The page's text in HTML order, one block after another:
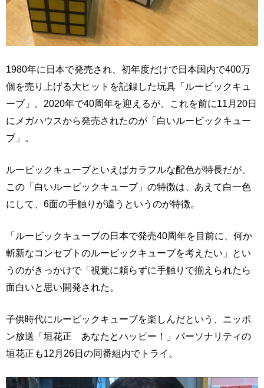
1980年に日本で発売され、初年度だけで日本国内で400万
個を売り上げる大ヒットを記録した玩具「ルービックキュ
ーブ」。2020年で40周年を迎えるが、これを前に11月20日
にメガハウスから発売されたのが「白いルービックキュー
ブ」。
ルービックキューブといえばカラフルな配色が特長だが、
この「白いルービックキューブ」の特徴は、あえて白一色
にして、6面の手触りが違うというのが特徴。
「ルービックキューブの日本で発売40周年を目前に、何か
斬新なコンセプトのルービックキューブを考えたい」とい
うのがきっかけで「視覚に頼らずに手触りで揃えられたら
面白いと思い開発された。
子供時代にルービックキューブを楽しんだという、ニッポ
ン放送「垣花正 あなたとハッピー！」パーソナリティの
垣花正も12月26日の同番組内でトライ。